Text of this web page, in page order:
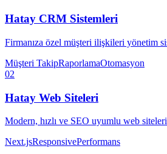
Hatay CRM Sistemleri
Firmanıza özel müşteri ilişkileri yönetim
Müşteri TakipRaporlamaOtomasyon
02
Hatay Web Siteleri
Modern, hızlı ve SEO uyumlu web
Next.jsResponsivePerformans